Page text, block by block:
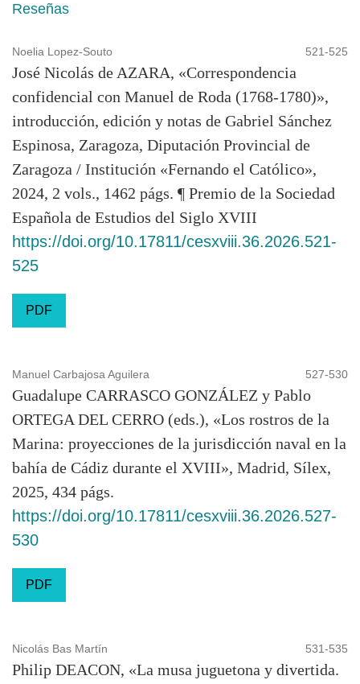
Reseñas
Noelia Lopez-Souto 521-525
José Nicolás de AZARA, «Correspondencia
confidencial con Manuel de Roda (1768-1780)»,
introducción, edición y notas de Gabriel Sánchez
Espinosa, Zaragoza, Diputación Provincial de
Zaragoza / Institución «Fernando el Católico»,
2024, 2 vols., 1462 págs. ¶ Premio de la Sociedad
Española de Estudios del Siglo XVIII
https://doi.org/10.17811/cesxviii.36.2026.521-
525
PDF
Manuel Carbajosa Aguilera 527-530
Guadalupe CARRASCO GONZÁLEZ y Pablo
ORTEGA DEL CERRO (eds.), «Los rostros de la
Marina: proyecciones de la jurisdicción naval en la
bahía de Cádiz durante el XVIII», Madrid, Sílex,
2025, 434 págs.
https://doi.org/10.17811/cesxviii.36.2026.527-
530
PDF
Nicolás Bas Martín 531-535
Philip DEACON, «La musa juguetona y divertida.